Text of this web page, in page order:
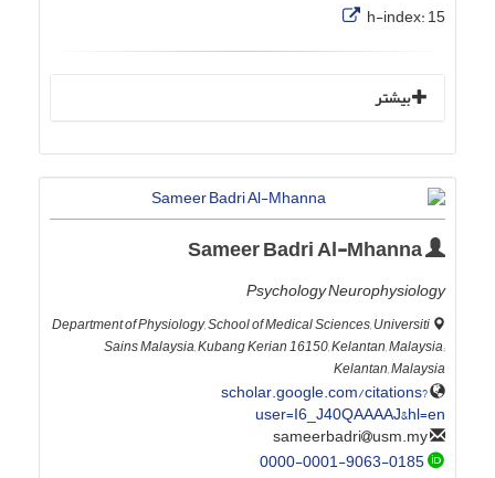
h-index:15
بیشتر
Psychology Neurophysiology
Department of Physiology, School of Medical Sciences, Universiti
Sains Malaysia, Kubang Kerian 16150, Kelantan, Malaysia;
Kelantan, Malaysia
scholar.google.com/citations?
user=I6_J40QAAAAJ&hl=en
usm.my
0000-0001-9063-0185